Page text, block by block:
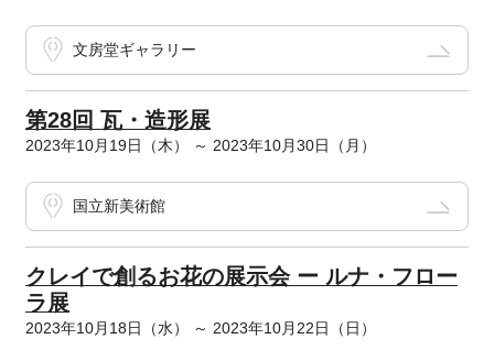
文房堂ギャラリー
第28回 瓦・造形展
2023年10月19日（木） ～ 2023年10月30日（月）
国立新美術館
クレイで創るお花の展示会 ー ルナ・フロー
ラ展
2023年10月18日（水） ～ 2023年10月22日（日）